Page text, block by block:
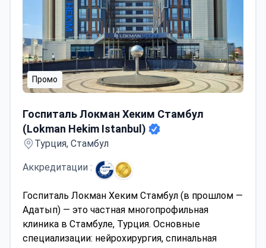
Промо
Госпиталь Локман Хеким Стамбул
(Lokman Hekim Istanbul)
Турция, Стамбул
Аккредитации :
Госпиталь Локман Хеким Стамбул (в прошлом —
Адатып) — это частная многопрофильная
клиника в Стамбуле, Турция. Основные
специализации: нейрохирургия, спинальная